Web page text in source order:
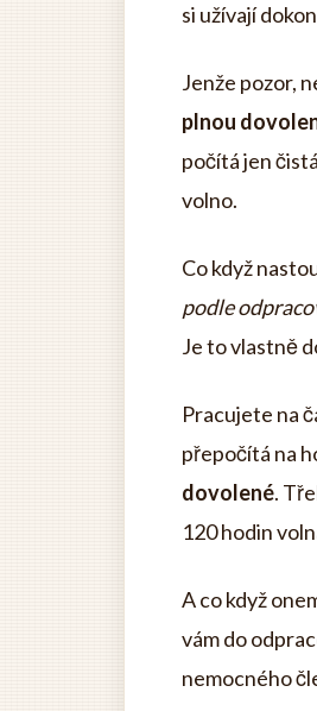
si užívají
Jenže pozor,
plnou
počítá jen
volno.
Co když
podle
Je to vlastně
Pracujete na
přepočítá na
dovolené.
120 hodin
A co když
vám do
nemocného